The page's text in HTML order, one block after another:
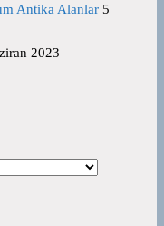
Antika Alanlar 5
2023